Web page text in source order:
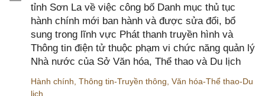
tỉnh Sơn La về việc công bố Danh mục thủ tục
hành chính mới ban hành và được sửa đổi, bổ
sung trong lĩnh vực Phát thanh truyền hình và
Thông tin điện tử thuộc phạm vi chức năng quản lý
Nhà nước của Sở Văn hóa, Thể thao và Du lịch
Hành chính Thông tin-Truyền thông Văn hóa-Thể thao-Du
lịch